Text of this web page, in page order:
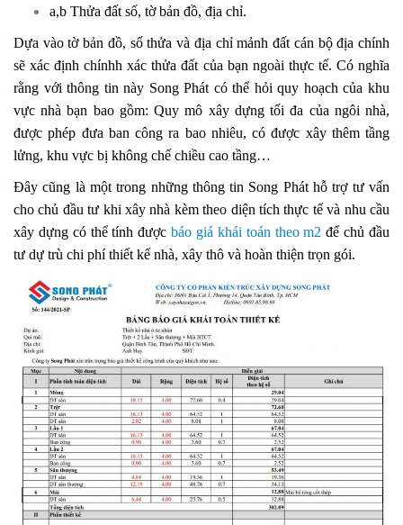
a,b Thửa đất số, tờ bản đồ, địa chỉ.
Dựa vào tờ bản đồ, số thửa và địa chỉ mảnh đất cán bộ địa chính
sẽ xác định chínhh xác thửa đất của bạn ngoài thực tế. Có nghĩa
rằng với thông tin này Song Phát có thể hỏi quy hoạch của khu
vực nhà bạn bao gồm: Quy mô xây dựng tối đa của ngôi nhà,
được phép đưa ban công ra bao nhiêu, có được xây thêm tầng
lửng, khu vực bị không chế chiều cao tầng…
Đây cũng là một trong những thông tin Song Phát hỗ trợ tư vấn
cho chủ đầu tư khi xây nhà kèm theo diện tích thực tế và nhu cầu
xây dựng có thể tính đượcbáo giá khái toán theo m2 để chủ đầu
tư dự trù chi phí thiết kế nhà, xây thô và hoàn thiện trọn gói.